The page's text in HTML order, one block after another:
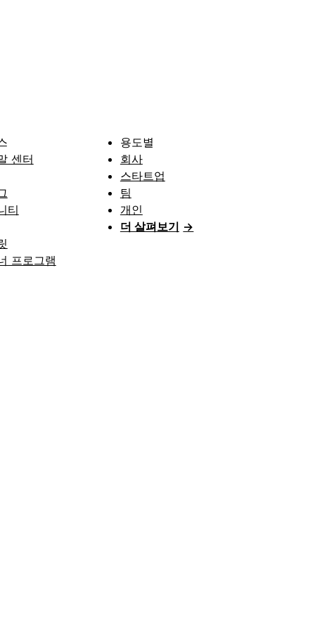
센터
티
프로그램
용도별
회사
스타트업
팀
개인
더 살펴보기 →